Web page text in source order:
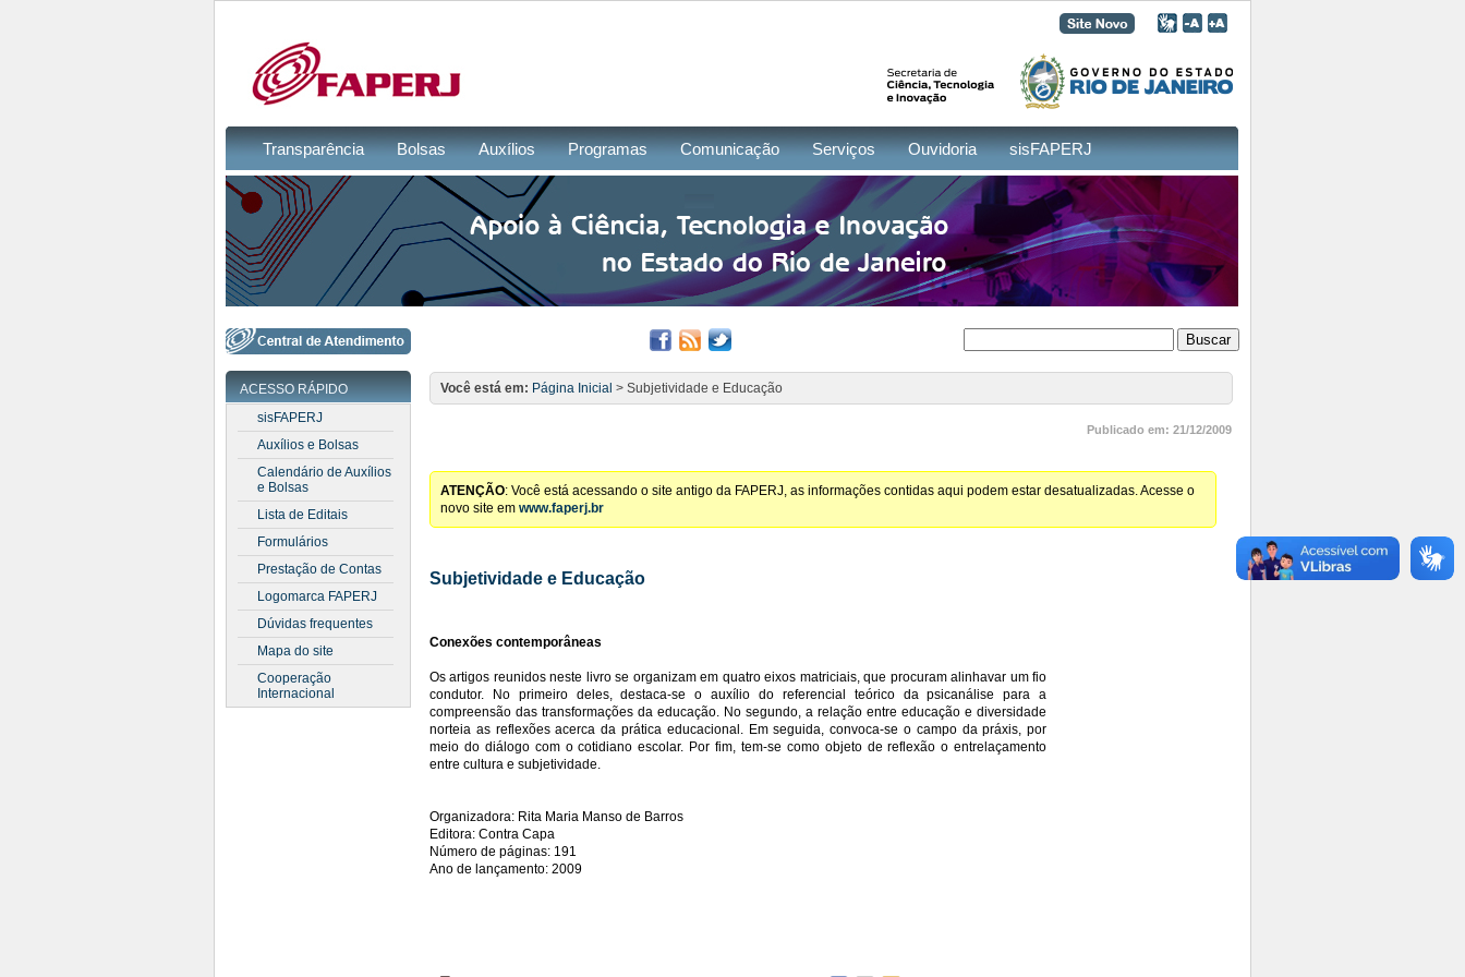
Transparência Bolsas Auxílios Programas Comunicação Serviços Ouvidoria sisFAPERJ
ACESSO RÁPIDO
sisFAPERJ
Auxílios e Bolsas
Calendário de Auxílios
e Bolsas
Lista de Editais
Formulários
Prestação de Contas
Logomarca FAPERJ
Dúvidas frequentes
Mapa do site
Cooperação
Internacional
Você está em: Página Inicial > Subjetividade e Educação
Publicado em: 21/12/2009
ATENÇÃO: Você está acessando o site antigo da FAPERJ, as informações contidas aqui podem estar desatualizadas. Acesse o
novo site em www.faperj.br
Subjetividade e Educação
Conexões contemporâneas
Os artigos reunidos neste livro se organizam em quatro eixos matriciais, que procuram alinhavar um fio
condutor. No primeiro deles, destaca-se o auxílio do referencial teórico da psicanálise para a
compreensão das transformações da educação. No segundo, a relação entre educação e diversidade
norteia as reflexões acerca da prática educacional. Em seguida, convoca-se o campo da práxis, por
meio do diálogo com o cotidiano escolar. Por fim, tem-se como objeto de reflexão o entrelaçamento
entre cultura e subjetividade.
Organizadora: Rita Maria Manso de Barros
Editora: Contra Capa
Número de páginas: 191
Ano de lançamento: 2009